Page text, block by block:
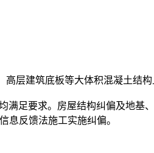
层建筑底板等大体积混凝土结构
足要求。房屋结构纠偏及地基
息反馈法施工实施纠偏。